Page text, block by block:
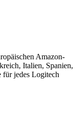
Amazon-
Italien, Spanien,
jedes Logitech